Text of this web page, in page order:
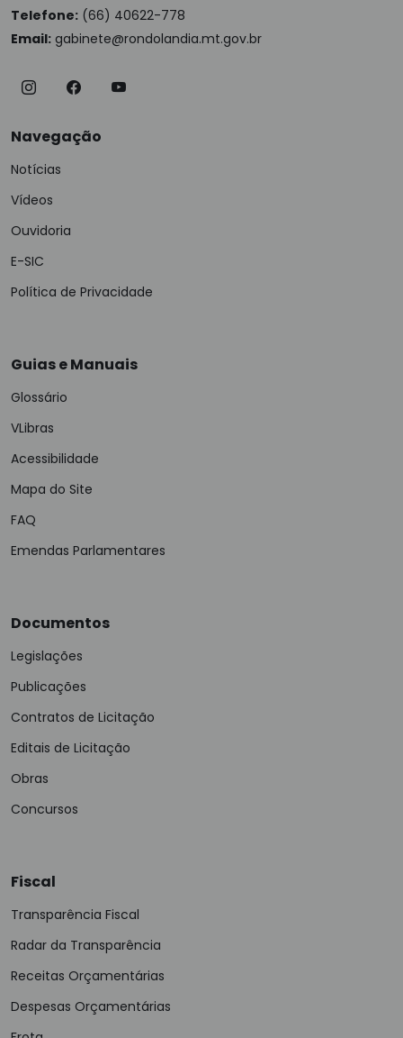
Telefone: (66) 40622-778
Email: gabinete@rondolandia.mt.gov.br
Navegação
Notícias
Vídeos
Ouvidoria
E-SIC
Política de Privacidade
Guias e Manuais
Glossário
VLibras
Acessibilidade
Mapa do Site
FAQ
Emendas Parlamentares
Documentos
Legislações
Publicações
Contratos de Licitação
Editais de Licitação
Obras
Concursos
Fiscal
Transparência Fiscal
Radar da Transparência
Receitas Orçamentárias
Despesas Orçamentárias